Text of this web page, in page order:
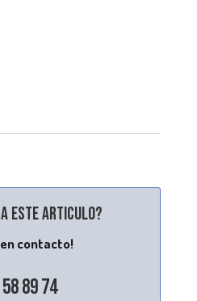
este articulo?
en contacto!
89 74